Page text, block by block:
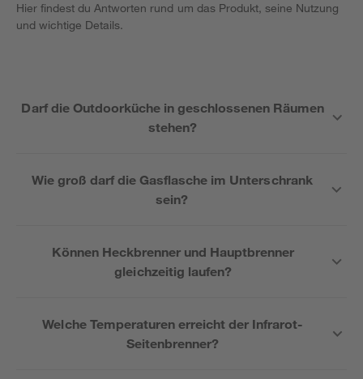
Hier findest du Antworten rund um das Produkt, seine Nutzung
und wichtige Details.
Darf die Outdoorküche in geschlossenen Räumen
stehen?
Wie groß darf die Gasflasche im Unterschrank
sein?
Können Heckbrenner und Hauptbrenner
gleichzeitig laufen?
Welche Temperaturen erreicht der Infrarot-
Seitenbrenner?